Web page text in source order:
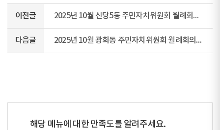
이전글 2025년 10월 신당5동 주민자치위원회 월례회의 회의록
다음글 2025년 10월 광희동 주민자치위원회 월례회의 회의록
해당 메뉴에 대한 만족도를 알려주세요.